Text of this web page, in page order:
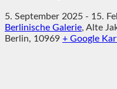
5. September 2025 - 15.
Berlinische Galerie, Alte
Berlin, 10969 + Google